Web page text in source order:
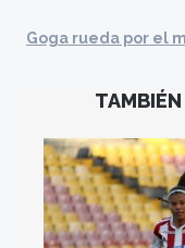
Goga rueda por el